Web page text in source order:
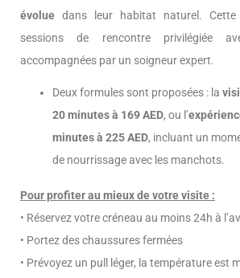
évolue dans leur habitat naturel.
sessions de rencontre privilégiée
accompagnées par un soigneur expert.
Deux formules sont proposées : la
20 minutes à 169 AED, ou l’
minutes à 225 AED, incluant un
de nourrissage avec les manchots.
Pour profiter au mieux de votre visite :
• Réservez votre créneau au moins 24h à
• Portez des chaussures fermées
• Prévoyez un pull léger, la température est